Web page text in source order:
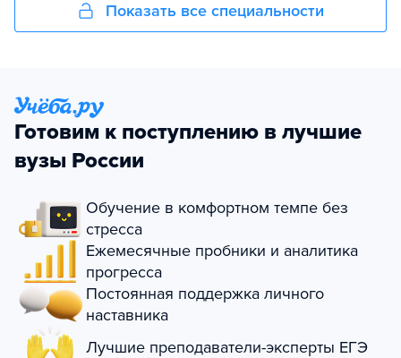
Показать все специальности
Готовим к поступлению в лучшие
вузы России
Обучение в комфортном темпе без
стресса
Ежемесячные пробники и аналитика
прогресса
Постоянная поддержка личного
наставника
Лучшие преподаватели-эксперты ЕГЭ